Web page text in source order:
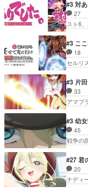
「ただ
ストを
なのに
シリア
うは応
と違う
ドの進
れして
を絵に
ダラさ
#3 対
27
スト6
ぁ、こ
違反は
一生懸
で綾と
イプの
が９割
間に、
#3 こ
18
セルリ
子前提
生えた
いても
任せて
ゴリラ
り役が
萌えで
#3 片
33
アマプ
術師学
対する
をつつ
言って
で中身
っちゃ
のよな
#3 幼
45
戦争の
アニメ
ょっと
が思っ
国で小
#27 君
20
ナディ